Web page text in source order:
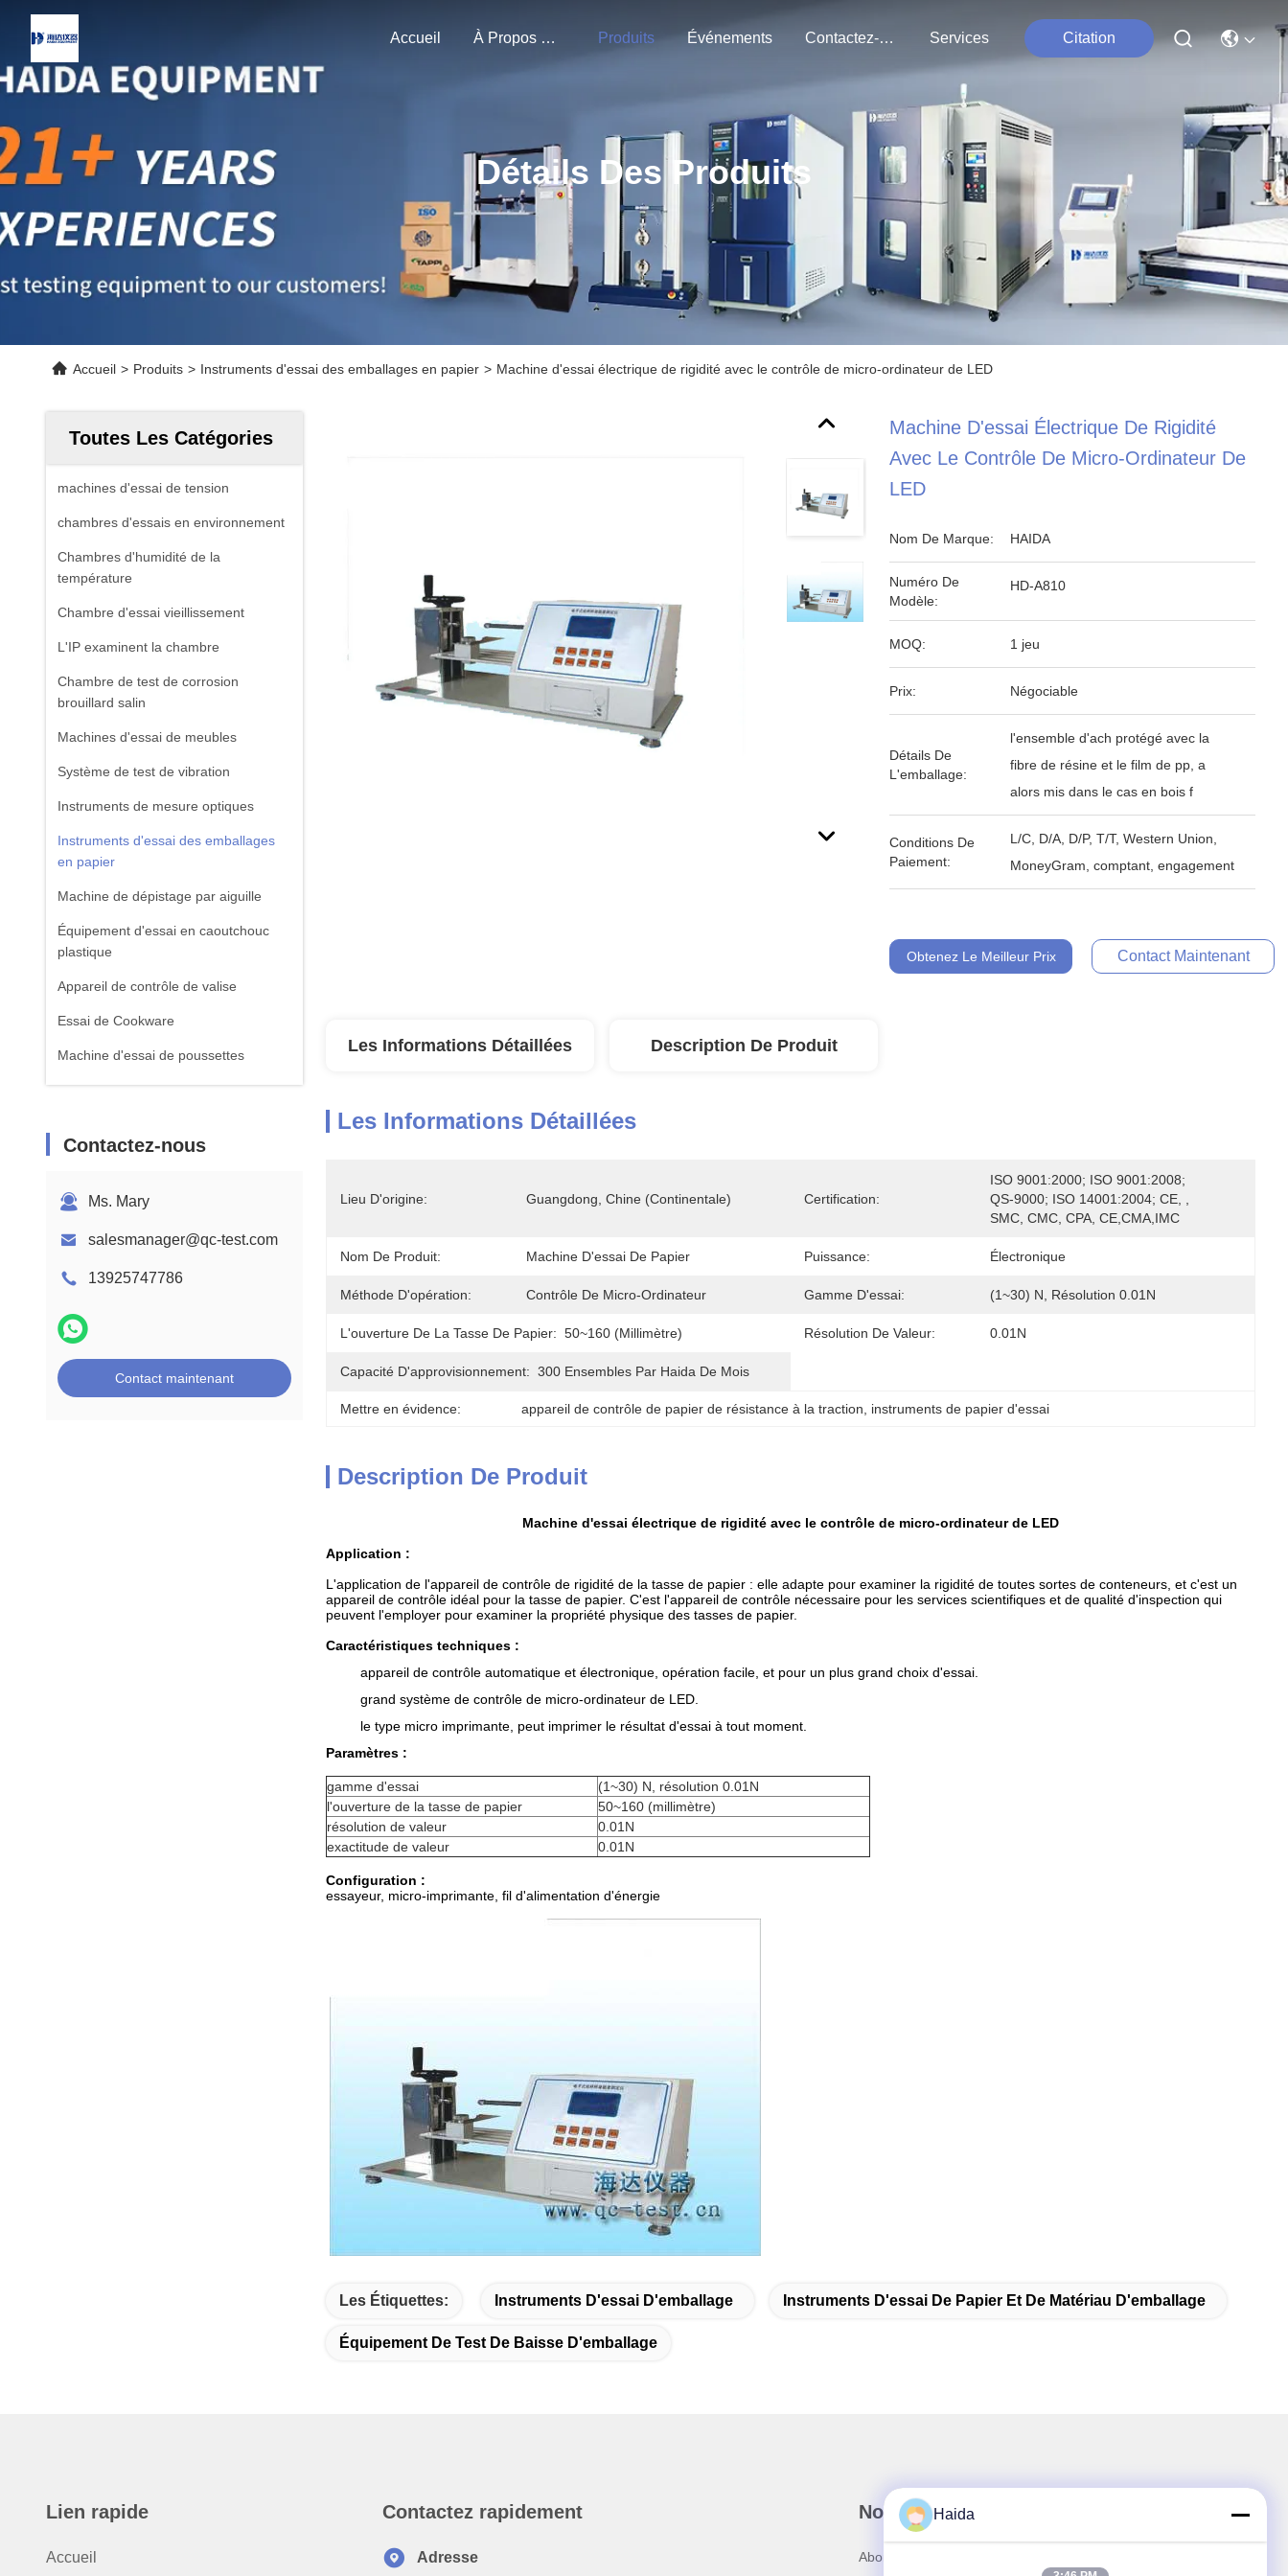
Accueil À Propos De Nous Produits Événements Contactez-Nous Services Citation
Détails Des Produits
Accueil > Produits > Instruments d'essai des emballages en papier > Machine d'essai électrique de rigidité avec le contrôle de micro-ordinateur de LED
Toutes Les Catégories
machines d'essai de tension
chambres d'essais en environnement
Chambres d'humidité de la
température
Chambre d'essai vieillissement
L'IP examinent la chambre
Chambre de test de corrosion
brouillard salin
Machines d'essai de meubles
Système de test de vibration
Instruments de mesure optiques
Instruments d'essai des emballages
en papier
Machine de dépistage par aiguille
Équipement d'essai en caoutchouc
plastique
Appareil de contrôle de valise
Essai de Cookware
Machine d'essai de poussettes
équipement d'essai de textile
Machine d'analyse chimique
Contactez-nous
Ms. Mary
salesmanager@qc-test.com
13925747786
Contact maintenant
Machine D'essai Électrique De Rigidité
Avec Le Contrôle De Micro-Ordinateur De
LED
Nom De Marque: HAIDA
Numéro De
Modèle:
HD-A810
MOQ: 1 jeu
Prix: Négociable
Détails De
L'emballage:
l'ensemble d'ach protégé avec la
fibre de résine et le film de pp, a
alors mis dans le cas en bois f
Conditions De
Paiement:
L/C, D/A, D/P, T/T, Western Union,
MoneyGram, comptant, engagement
Obtenez Le Meilleur Prix Contact Maintenant
Les Informations Détaillées Description De Produit
Les Informations Détaillées
Lieu D'origine: Guangdong, Chine (continentale) Certification:
ISO 9001:2000; ISO 9001:2008;
QS-9000; ISO 14001:2004; CE, ,
SMC, CMC, CPA, CE,CMA,IMC
Nom De Produit: Machine D'essai De Papier Puissance: Électronique
Méthode D'opération: Contrôle De Micro-Ordinateur Gamme D'essai: (1~30) N, Résolution 0.01N
L'ouverture De La Tasse De Papier: 50~160 (millimètre) Résolution De Valeur: 0.01N
Capacité D'approvisionnement: 300 Ensembles Par Haida De Mois
Mettre en évidence: appareil de contrôle de papier de résistance à la traction instruments de papier d'essai
Description De Produit
Machine d'essai électrique de rigidité avec le contrôle de micro-ordinateur de LED
Application :
L'application de l'appareil de contrôle de rigidité de la tasse de papier : elle adapte pour examiner la rigidité de toutes sortes de conteneurs, et c'est un
appareil de contrôle idéal pour la tasse de papier. C'est l'appareil de contrôle nécessaire pour les services scientifiques et de qualité d'inspection qui
peuvent l'employer pour examiner la propriété physique des tasses de papier.
Caractéristiques techniques :
appareil de contrôle automatique et électronique, opération facile, et pour un plus grand choix d'essai.
grand système de contrôle de micro-ordinateur de LED.
le type micro imprimante, peut imprimer le résultat d'essai à tout moment.
Paramètres :
gamme d'essai
(1~30) N, résolution 0.01N
l'ouverture de la tasse de papier
50~160 (millimètre)
résolution de valeur
0.01N
exactitude de valeur
0.01N
Configuration :
essayeur, micro-imprimante, fil d'alimentation d'énergie
Les Étiquettes: Instruments D'essai D'emballage Instruments D'essai De Papier Et De Matériau D'emballage
Équipement De Test De Baisse D'emballage
Lien rapide
Accueil
Contactez rapidement
Adresse
Notre newsletter
Abonnez-vous à notre newsletter pour des réductions et plus
Haida